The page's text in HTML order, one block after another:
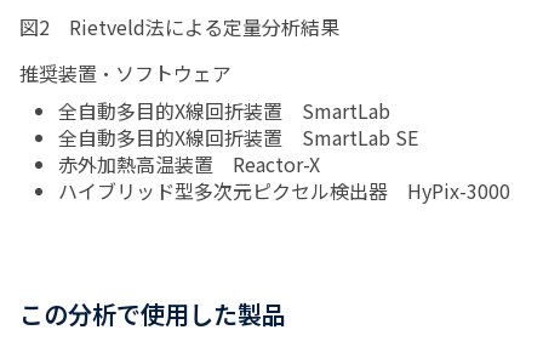
図2 Rietveld法による定量分析結果
推奨装置・ソフトウェア
全自動多目的X線回折装置 SmartLab
全自動多目的X線回折装置 SmartLab SE
赤外加熱高温装置 Reactor-X
ハイブリッド型多次元ピクセル検出器 HyPix-3000
この分析で使用した製品